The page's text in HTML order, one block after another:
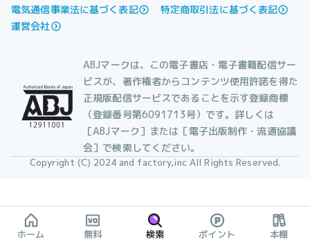
電気通信事業法に基づく表記
特定商取引法に基づく表記
運営会社
ABJマークは、この電子書店・電子書籍配信サー
ビスが、著作権者からコンテンツ使用許諾を得た
正規版配信サービスであることを示す登録商標
（登録番号第6091713号）です。詳しくは
［ABJマーク］または［電子出版制作・流通協議
会］で検索してください。
Copyright (C) 2024 and factory,inc All Rights Reserved.
ホーム 無料 検索 ポイント 本棚